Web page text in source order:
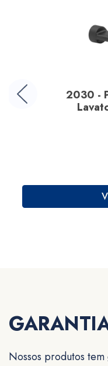
2030 -
Nossos produtos